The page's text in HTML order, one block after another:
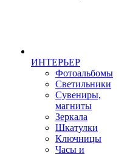
ИНТЕРЬЕР
Фотоальбомы
Светильники
Сувениры,
магниты
Зеркала
Шкатулки
Ключницы
Часы и